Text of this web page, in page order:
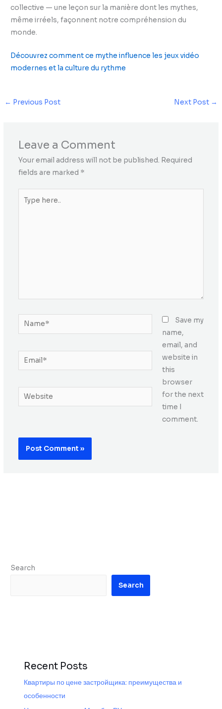
collective — une leçon sur la manière dont les mythes,
même irréels, façonnent notre compréhension du
monde.
Découvrez comment ce mythe influence les jeux vidéo
modernes et la culture du rythme
← Previous Post Next Post →
Leave a Comment
Your email address will not be published. Required
fields are marked *
here..
Name*
Email*
Website
Save my
name,
email, and
website in
this
browser
for the next
time I
comment.
Search
Search
Recent Posts
Квартиры по цене застройщика: преимущества и
особенности